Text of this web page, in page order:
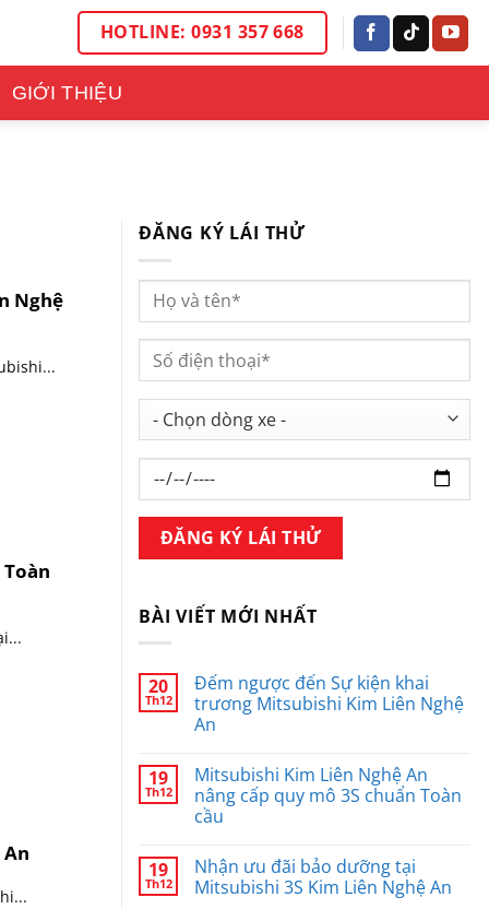
HOTLINE: 0931 357 668
GIỚI THIỆU
Nghệ
ĐĂNG KÝ LÁI THỬ
BÀI VIẾT MỚI NHẤT
20
Th12
Đếm ngược đến Sự kiện khai
trương Mitsubishi Kim Liên Nghệ
An
bình
luận
ở
Đếm
Sự
kiện
khai
19
Th12
Mitsubishi Kim Liên Nghệ An
nâng cấp quy mô 3S chuẩn Toàn
cầu
bình
luận
ở
19
Th12
Nhận ưu đãi bảo dưỡng tại
Mitsubishi 3S Kim Liên Nghệ An